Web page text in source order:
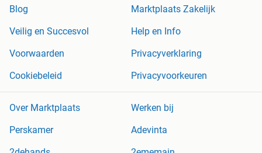
Blog
Marktplaats Zakelijk
Veilig en Succesvol
Help en Info
Voorwaarden
Privacyverklaring
Cookiebeleid
Privacyvoorkeuren
Over Marktplaats
Werken bij
Perskamer
Adevinta